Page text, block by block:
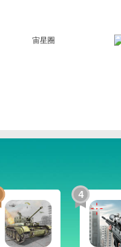
罗牌解读精髓
效果，全面提升用
，用户可以在这里
得，发表心情与卡
APP，将星座占星
个独特的交友平
4